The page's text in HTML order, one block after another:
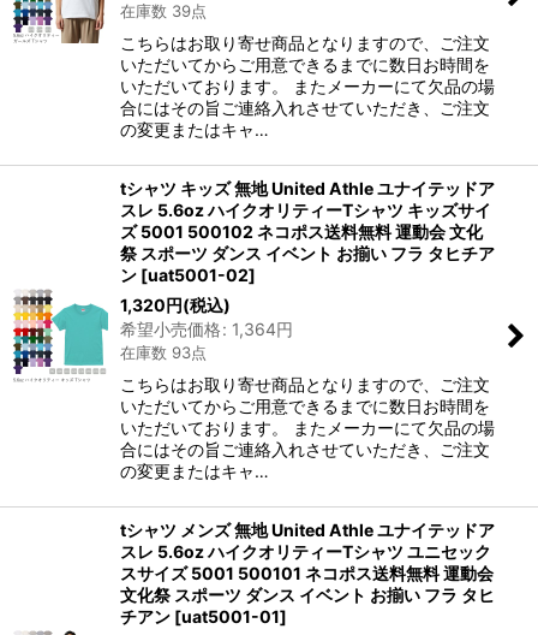
在庫数 39点
こちらはお取り寄せ商品となりますので、ご注文
いただいてからご用意できるまでに数日お時間を
いただいております。 またメーカーにて欠品の場
合にはその旨ご連絡入れさせていただき、ご注文
の変更またはキャ…
tシャツ キッズ 無地 United Athle ユナイテッドア
スレ 5.6oz ハイクオリティーTシャツ キッズサイ
ズ 5001 500102 ネコポス送料無料 運動会 文化
祭 スポーツ ダンス イベント お揃い フラ タヒチア
ン [uat5001-02]
1,320円(税込)
希望小売価格: 1,364円
在庫数 93点
こちらはお取り寄せ商品となりますので、ご注文
いただいてからご用意できるまでに数日お時間を
いただいております。 またメーカーにて欠品の場
合にはその旨ご連絡入れさせていただき、ご注文
の変更またはキャ…
tシャツ メンズ 無地 United Athle ユナイテッドア
スレ 5.6oz ハイクオリティーTシャツ ユニセック
スサイズ 5001 500101 ネコポス送料無料 運動会
文化祭 スポーツ ダンス イベント お揃い フラ タヒ
チアン [uat5001-01]